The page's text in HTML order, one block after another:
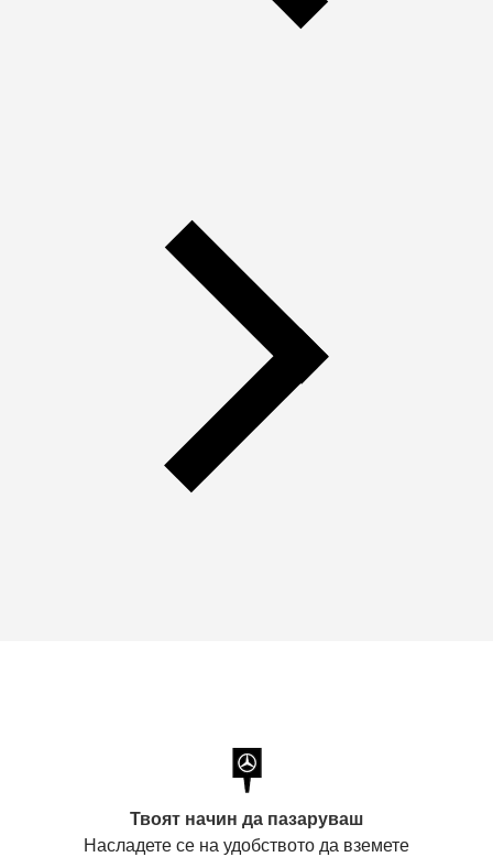
Твоят начин да пазаруваш
Насладете се на удобството да вземете